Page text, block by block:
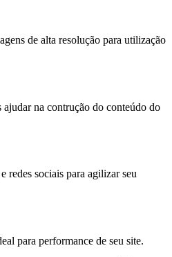
de alta resolução para utilização
ajudar na contrução do conteúdo do
redes sociais para agilizar seu
para performance de seu site.